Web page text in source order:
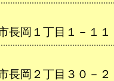
岡１丁目１－１１
岡２丁目３０－２